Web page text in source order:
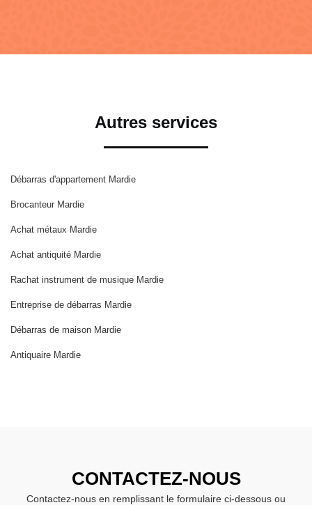
Autres services
Débarras d'appartement Mardie
Brocanteur Mardie
Achat métaux Mardie
Achat antiquité Mardie
Rachat instrument de musique Mardie
Entreprise de débarras Mardie
Débarras de maison Mardie
Antiquaire Mardie
CONTACTEZ-NOUS
Contactez-nous en remplissant le formulaire ci-dessous ou